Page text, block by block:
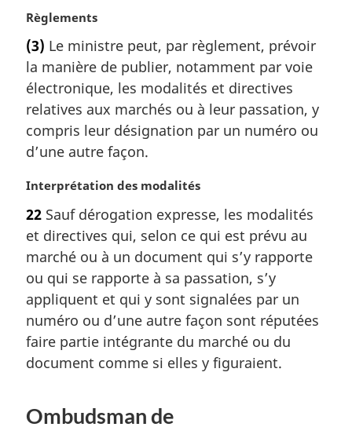
n
a
l
e
:
N
t
e
m
a
g
i
a
l
e
:
Règlements
(3) Le ministre peut, par règlement, prévoir
la manière de publier, notamment par voie
électronique, les modalités et directives
relatives aux marchés ou à leur passation, y
compris leur désignation par un numéro ou
d’une autre façon.
N
t
e
m
a
g
i
n
a
:
Interprétation des modalités
22 Sauf dérogation expresse, les modalités
et directives qui, selon ce qui est prévu au
marché ou à un document qui s’y rapporte
ou qui se rapporte à sa passation, s’y
appliquent et qui y sont signalées par un
numéro ou d’une autre façon sont réputées
faire partie intégrante du marché ou du
document comme si elles y figuraient.
Ombudsman de